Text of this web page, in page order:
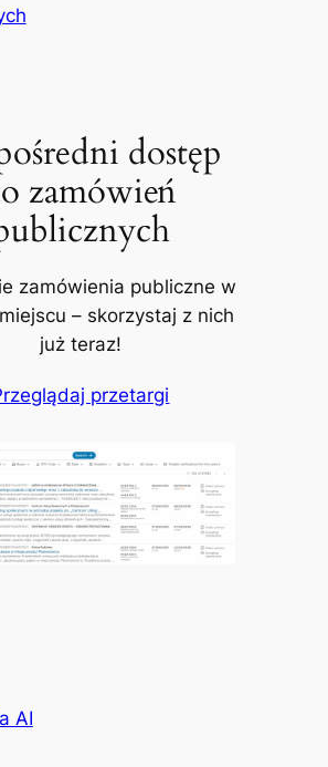
dostęp
zamówień
zamówienia publiczne w
– skorzystaj z nich
już teraz!
przetargi
AI